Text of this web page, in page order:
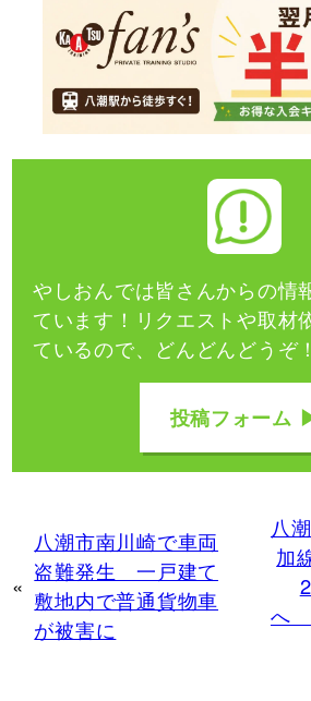
やしおんでは皆さんからの情
ています！ リクエストや取材
ているので、どんどんどうぞ！
投稿フォーム
«
八潮市南川崎で車両
盗難発生 一戸建て
敷地内で普通貨物車
が被害に
八
加
へ